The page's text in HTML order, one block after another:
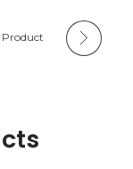
Product